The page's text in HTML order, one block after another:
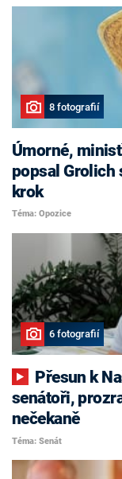
8 fotografií
Úmorné,
popsal Grolich
krok
Téma: Opozice
6 fotografií
senátoři,
nečekaně
Téma: Senát